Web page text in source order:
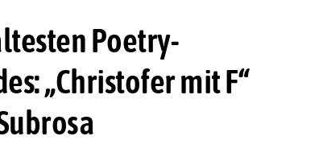
Poetry-
„Christofer mit F“